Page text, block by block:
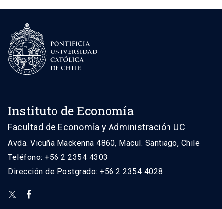
Instituto de Economía
Facultad de Economía y Administración UC
Avda. Vicuña Mackenna 4860, Macul. Santiago, Chile
Teléfono: +56 2 2354 4303
Dirección de Postgrado: +56 2 2354 4028